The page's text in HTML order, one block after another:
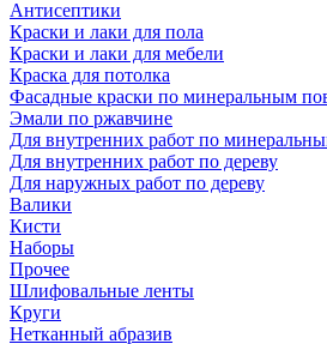
Антисептики
Краски и лаки для пола
Краски и лаки для мебели
Краска для потолка
Фасадные краски по минеральным
Эмали по ржавчине
Для внутренних работ по
Для внутренних работ по дереву
Для наружных работ по дереву
Валики
Кисти
Наборы
Прочее
Шлифовальные ленты
Круги
Нетканный абразив